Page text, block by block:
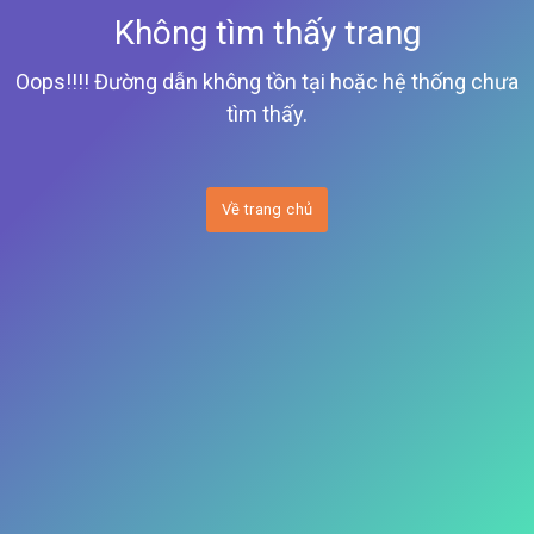
Không tìm thấy trang
Oops!!!! Đường dẫn không tồn tại hoặc hệ thống chưa
tìm thấy.
Về trang chủ